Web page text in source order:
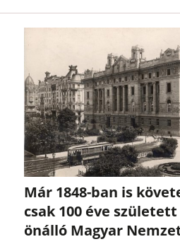
Már 1848-ban is
csak 100 éve
önálló Magyar